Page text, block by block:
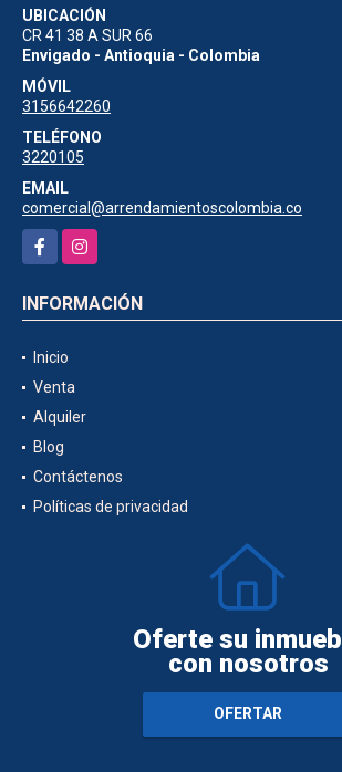
UBICACIÓN
CR 41 38 A SUR 66
Envigado - Antioquia - Colombia
MÓVIL
3156642260
TELÉFONO
3220105
EMAIL
comercial@arrendamientoscolombia.co
FacebookInstagram
INFORMACIÓN
Inicio
Venta
Alquiler
Blog
Contáctenos
Políticas de privacidad
Oferte su
con nosotros
OFERTAR